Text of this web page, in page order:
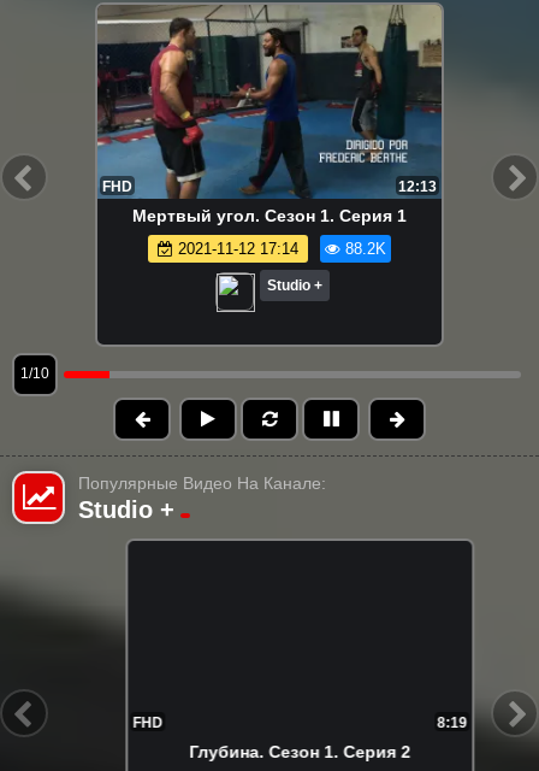
FHD 12:13
Мертвый угол. Сезон 1. Серия 1
2021-11-12 17:14 88.2K
Studio +
1/10
Популярные Видео На Канале:
Studio +
Глубина. Сезон 1. Серия 2